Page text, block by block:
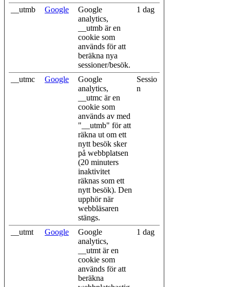
__utmb Google
Google
analytics,
__utmb är en
cookie som
används för att
beräkna nya
sessioner/besök.
1 dag
__utmc Google
Google
analytics,
__utmc är en
cookie som
används av med
"__utmb" för att
räkna ut om ett
nytt besök sker
på webbplatsen
(20 minuters
inaktivitet
räknas som ett
nytt besök). Den
upphör när
webbläsaren
stängs.
Sessio
n
__utmt Google
Google
analytics,
__utmt är en
cookie som
används för att
beräkna
1 dag